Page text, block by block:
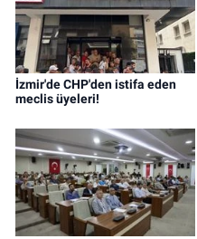
İzmir'de CHP'den istifa eden
meclis üyeleri!